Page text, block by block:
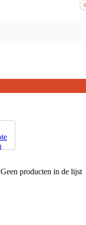
0
Geen producten in de lijst
0